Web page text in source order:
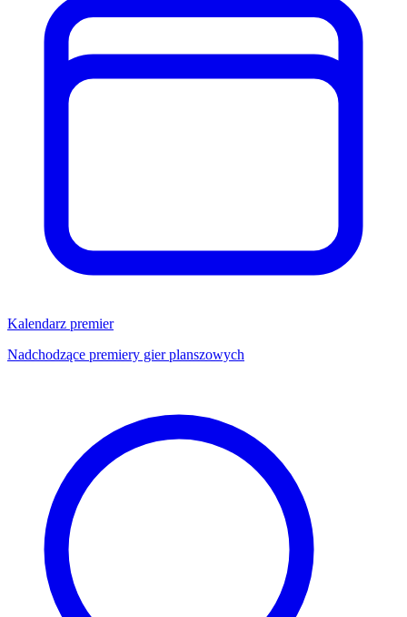
Kalendarz premier
Nadchodzące premiery gier planszowych